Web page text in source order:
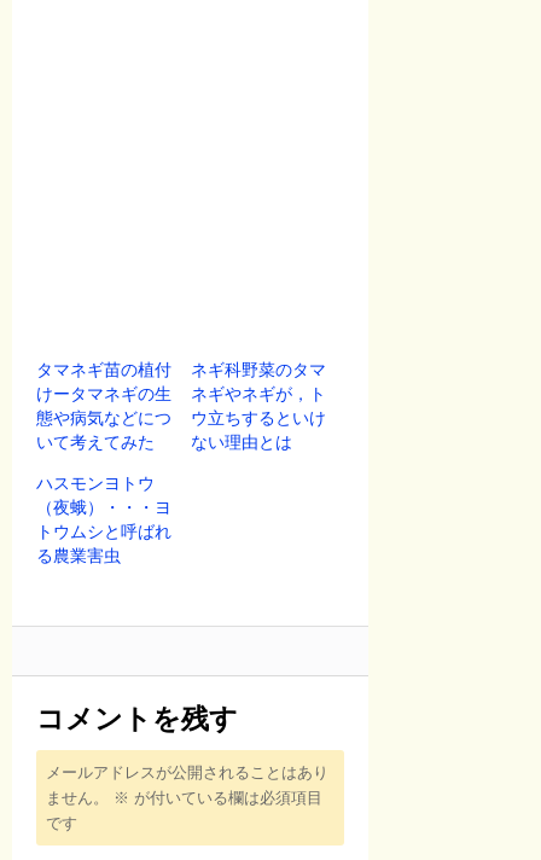
タマネギ苗の植付
けータマネギの生
態や病気などにつ
いて考えてみた
ネギ科野菜のタマ
ネギやネギが，ト
ウ立ちするといけ
ない理由とは
ハスモンヨトウ
（夜蛾）・・・ヨ
トウムシと呼ばれ
る農業害虫
コメントを残す
メールアドレスが公開されることはあり
ません。
※ が付いている欄は必須項目
です